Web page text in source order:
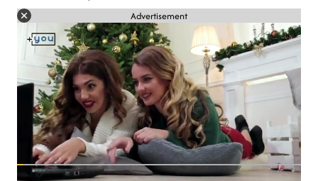
Advertisement